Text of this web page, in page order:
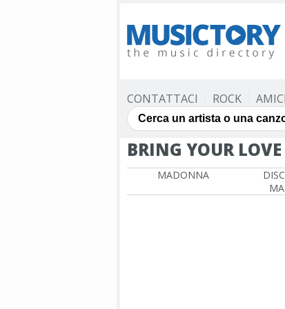
CONTATTACI ROCK AMICI
BRING YOUR LOVE
MADONNA